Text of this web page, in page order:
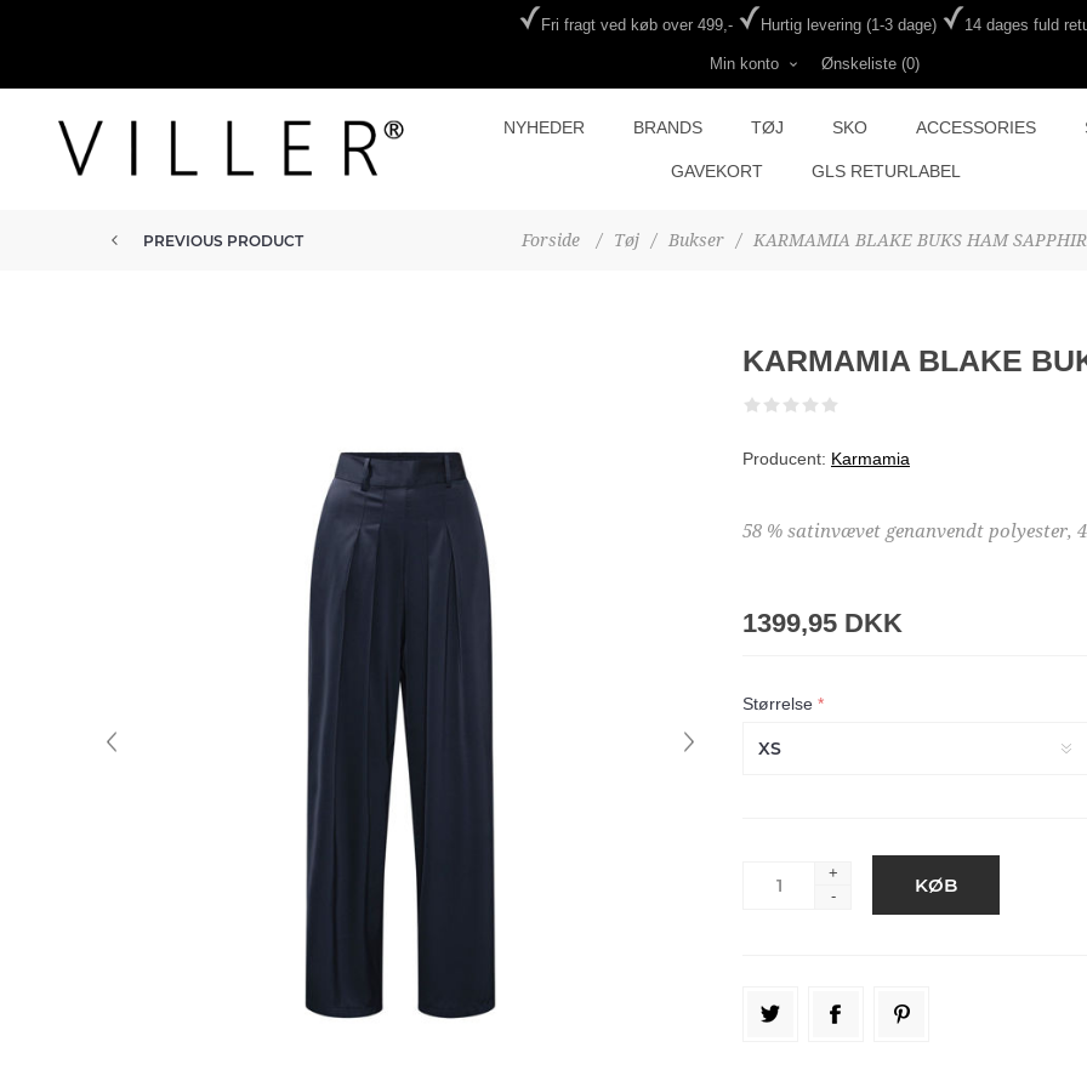
Fri fragt ved køb over 499,- Hurtig levering (1-3 dage) 14 dages fuld
Min konto Ønskeliste (0)
NYHEDER BRANDS TØJ SKO ACCESSORIES
GAVEKORT GLS RETURLABEL
Forside / Tøj / Bukser / KARMAMIA BLAKE BUKS HAM
PREVIOUS PRODUCT
KARMAMIA BLAKE
Producent: Karmamia
58 % satinvævet genanvendt polyester,
1399,95 DKK
Størrelse *
+
-